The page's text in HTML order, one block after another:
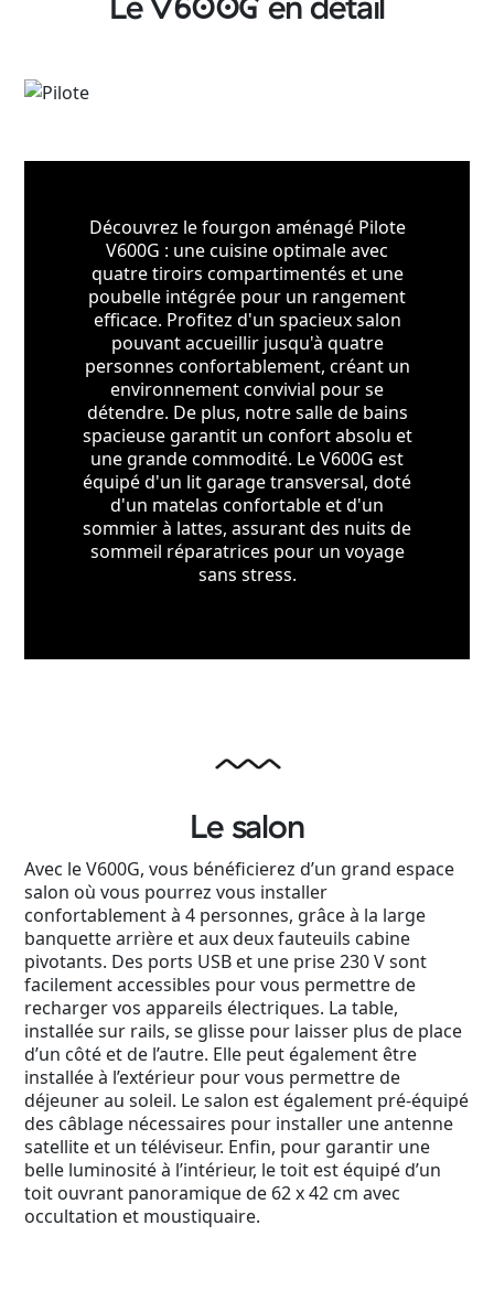
Découvrez le fourgon aménagé Pilote
V600G : une cuisine optimale avec
quatre tiroirs compartimentés et une
poubelle intégrée pour un rangement
efficace. Profitez d'un spacieux salon
pouvant accueillir jusqu'à quatre
personnes confortablement, créant un
environnement convivial pour se
détendre. De plus, notre salle de bains
spacieuse garantit un confort absolu et
une grande commodité. Le V600G est
équipé d'un lit garage transversal, doté
d'un matelas confortable et d'un
sommier à lattes, assurant des nuits de
sommeil réparatrices pour un voyage
sans stress.
Le salon
Avec le V600G, vous bénéficierez d’un grand espace
salon où vous pourrez vous installer
confortablement à 4 personnes, grâce à la large
banquette arrière et aux deux fauteuils cabine
pivotants. Des ports USB et une prise 230 V sont
facilement accessibles pour vous permettre de
recharger vos appareils électriques. La table,
installée sur rails, se glisse pour laisser plus de place
d’un côté et de l’autre. Elle peut également être
installée à l’extérieur pour vous permettre de
déjeuner au soleil. Le salon est également pré-équipé
des câblage nécessaires pour installer une antenne
satellite et un téléviseur. Enfin, pour garantir une
belle luminosité à l’intérieur, le toit est équipé d’un
toit ouvrant panoramique de 62 x 42 cm avec
occultation et moustiquaire.